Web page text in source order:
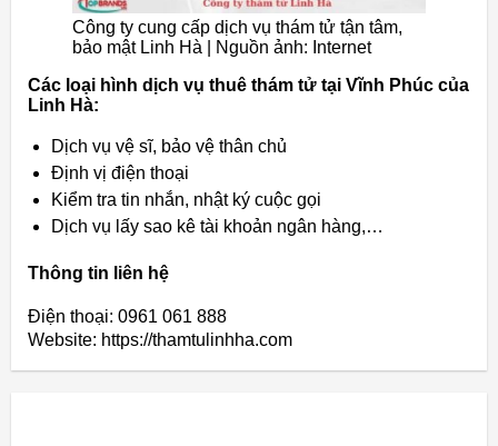
Công ty cung cấp dịch vụ thám tử tận tâm,
bảo mật Linh Hà | Nguồn ảnh: Internet
Các loại hình dịch vụ thuê thám tử tại Vĩnh Phúc của
Linh Hà:
Dịch vụ vệ sĩ, bảo vệ thân chủ
Định vị điện thoại
Kiểm tra tin nhắn, nhật ký cuộc gọi
Dịch vụ lấy sao kê tài khoản ngân hàng,…
Thông tin liên hệ
Điện thoại: 0961 061 888
Website: https://thamtulinhha.com